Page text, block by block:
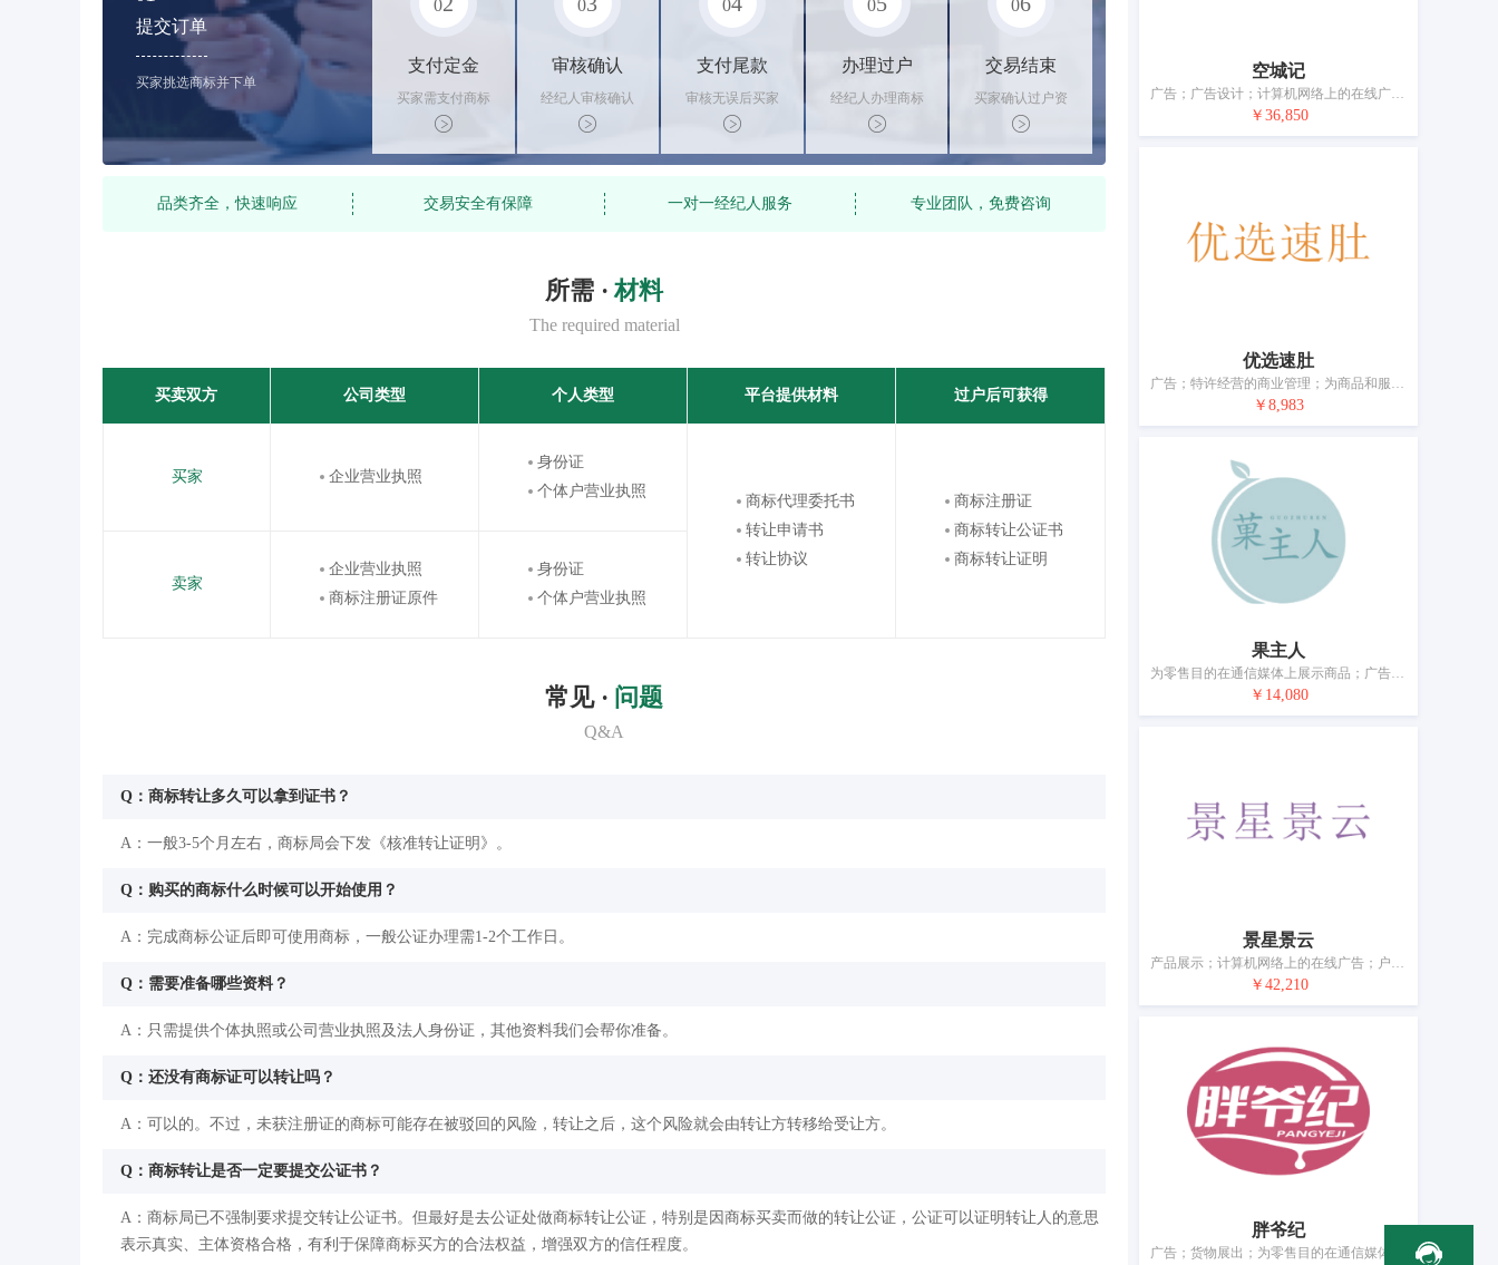
提交订单
买家挑选商标并下单
0
支付定金
买家需支付商标
标价的10%的购
买订金
0
审核确认
经纪人审核确认
商标状态
0
支付尾款
审核无误后买家
支付尾款，卖家
办理相关手续
0
办理过户
经纪人办理商标
转让手续，交付
相关证书
0
交易结束
买家确认过户资
料后，平台解冻
资金支付卖家
品类齐全，快速响应 交易安全有保障 一对一经纪人服务 专业团队，免费咨询
所需 · 材料
The required material
买卖双方 公司类型 个人类型 平台提供材料 过户后可获得
买家 企业营业执照
身份证
个体户营业执照
商标代理委托书
转让申请书
转让协议
商标注册证
商标转让公证书
商标转让证明
卖家
企业营业执照
商标注册证原件
身份证
个体户营业执照
常见 · 问题
Q&A
Q：商标转让多久可以拿到证书？
A：一般3-5个月左右，商标局会下发《核准转让证明》。
Q：购买的商标什么时候可以开始使用？
A：完成商标公证后即可使用商标，一般公证办理需1-2个工作日。
Q：需要准备哪些资料？
A：只需提供个体执照或公司营业执照及法人身份证，其他资料我们会帮你准备。
Q：还没有商标证可以转让吗？
A：可以的。不过，未获注册证的商标可能存在被驳回的风险，转让之后，这个风险就会由转让方转移给受让方。
Q：商标转让是否一定要提交公证书？
A：商标局已不强制要求提交转让公证书。但最好是去公证处做商标转让公证，特别是因商标买卖而做的转让公证，公证可以证明转让人的意思
表示真实、主体资格合格，有利于保障商标买方的合法权益，增强双方的信任程度。
空城记
广告；广告设计；计算机网络上的在线广告；商业管理辅助；为消费者提供商品和服务选择方面的商业信息和建议；特许经营的商业管理；为他人的商品和服务进行市场营销；为商品和服务的买卖双方提供在线市场；为他人推销；进出口代理
￥36,850
优选速肚
广告；特许经营的商业管理；为商品和服务的买卖双方提供在线市场；替他人推销；替他人推销商品和服务；进出口代理；职业介绍；计算机数据库信息系统化；会计；药用、兽医用、卫生用制剂和医疗用品的批发服务
￥8,983
果主人
为零售目的在通信媒体上展示商品；广告；商业管理和组织咨询；为商品和服务的买卖双方提供在线市场；替他人推销；人事管理咨询；将信息编入计算机数据库；网站流量优化；会计；药品零售或批发服务
￥14,080
景星景云
产品展示；计算机网络上的在线广告；户外广告；广告宣传；广告；商业管理辅助；市场营销；人事管理咨询；将信息编入计算机数据库；寻找赞助
￥42,210
胖爷纪